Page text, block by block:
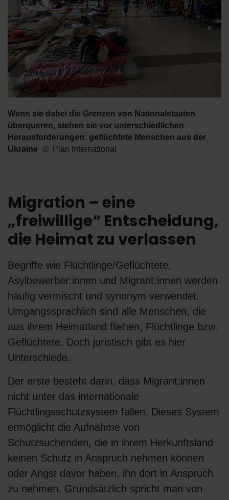
Wenn sie dabei die Grenzen von Nationalstaaten
überqueren, stehen sie vor unterschiedlichen
Herausforderungen: geflüchtete Menschen aus der
Ukraine
Plan International
Migration – eine
„freiwillige“ Entscheidung,
die Heimat zu verlassen
Begriffe wie Flüchtlinge/Geflüchtete,
Asylbewerber:innen und Migrant:innen werden
häufig vermischt und synonym verwendet.
Umgangssprachlich sind alle Menschen, die
aus ihrem Heimatland fliehen, Flüchtlinge bzw.
Geflüchtete. Doch juristisch gibt es hier
Unterschiede.
Der erste besteht darin, dass Migrant:innen
nicht unter das internationale
Flüchtlingsschutzsystem fallen. Dieses System
ermöglicht die Aufnahme von
Schutzsuchenden, die in ihrem Herkunftsland
keinen Schutz in Anspruch nehmen können
oder Angst davor haben, ihn dort in Anspruch
zu nehmen. Grundsätzlich spricht man von